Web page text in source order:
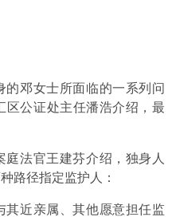
的邓女士所面临的一系列问
区公证处主任潘浩介绍，最
庭法官王建芬介绍，独身人
路径指定监护人：
其近亲属、其他愿意担任监